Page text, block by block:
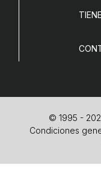
© 1995 -
Condiciones